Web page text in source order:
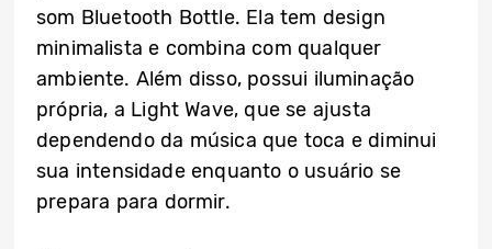
som Bluetooth Bottle. Ela tem design
minimalista e combina com qualquer
ambiente. Além disso, possui iluminação
própria, a Light Wave, que se ajusta
dependendo da música que toca e diminui
sua intensidade enquanto o usuário se
prepara para dormir.